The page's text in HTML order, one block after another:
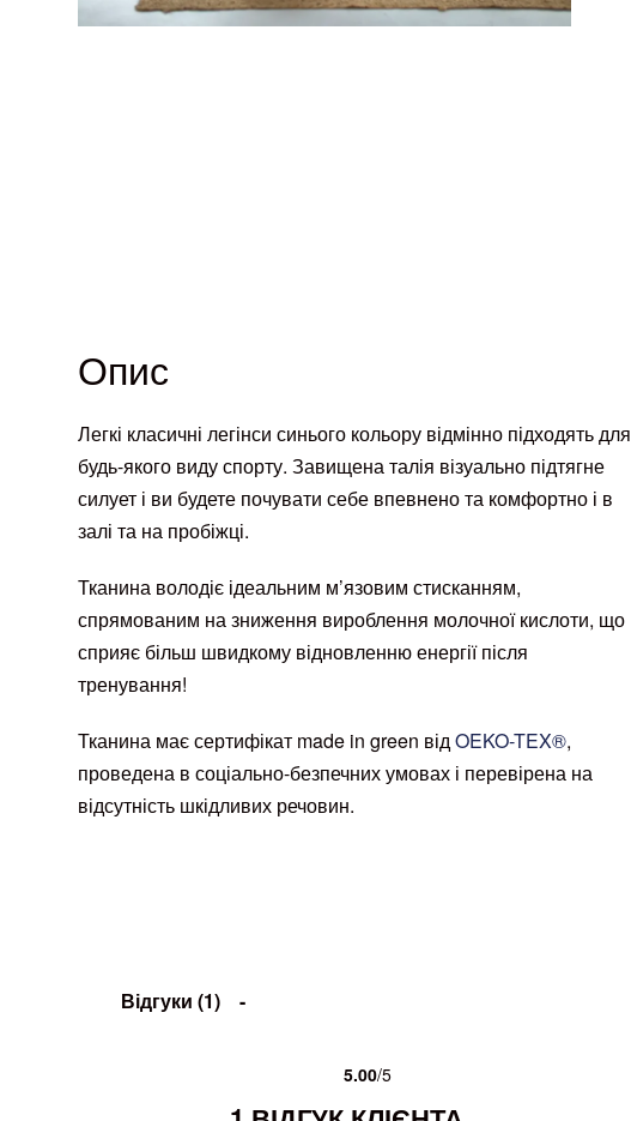
Опис
Легкі класичні легінси синього кольору відмінно підходять для
будь-якого виду спорту. Завищена талія візуально підтягне
силует і ви будете почувати себе впевнено та комфортно і в
залі та на пробіжці.
Тканина володіє ідеальним м’язовим стисканням,
спрямованим на зниження вироблення молочної кислоти, що
сприяє більш швидкому відновленню енергії після
тренування!
Тканина має сертифікат made in green відOEKO-TEX®️,
проведена в соціально-безпечних умовах і перевірена на
відсутність шкідливих речовин.
Відгуки (1)
5.00/5